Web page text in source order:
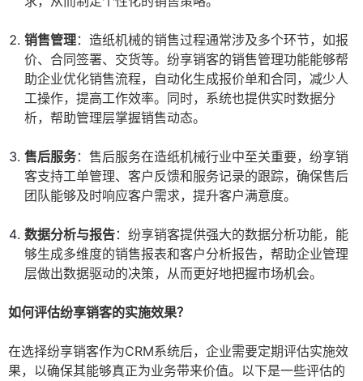
销售管理：造纸机械的销售过程通常涉及多个环节，如报
价、合同签署、交货等。纷享销客的销售管理功能能够帮
助企业优化销售流程，自动化生成报价单和合同，减少人
工操作，提高工作效率。同时，系统也提供实时数据分
析，帮助管理层掌握销售动态。
售后服务：售后服务在造纸机械行业中至关重要，纷享销
客支持工单管理、客户反馈和服务记录的跟踪，确保售后
团队能够及时响应客户需求，提升客户满意度。
数据分析与报告：纷享销客提供强大的数据分析功能，能
够生成多维度的销售报表和客户分析报告，帮助企业管理
层做出数据驱动的决策，从而更好地把握市场机会。
如何评估纷享销客的实施效果？
在选择纷享销客作为CRM系统后，企业需要定期评估实施效
果，以确保其能够真正为业务带来价值。以下是一些评估的